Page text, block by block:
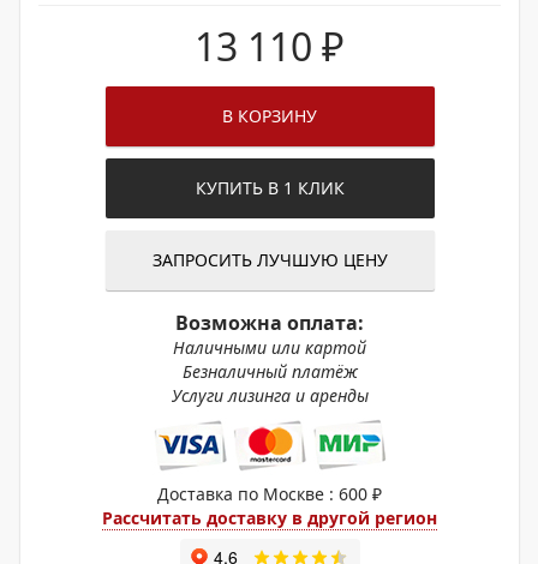
13 110 ₽
В КОРЗИНУ
КУПИТЬ В 1 КЛИК
ЗАПРОСИТЬ ЛУЧШУЮ ЦЕНУ
Возможна оплата:
Наличными или картой
Безналичный платёж
Услуги лизинга и аренды
Доставка по Москве : 600 ₽
Рассчитать доставку в другой регион